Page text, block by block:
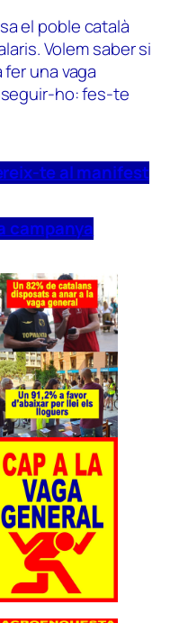
el poble català
Volem saber si
una vaga
ho: fes-te
te al manifest
campanya